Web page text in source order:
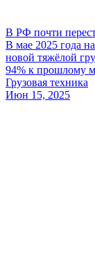
В РФ почти
В мае 2025 года
новой тяжёлой
94% к прошлому
Грузовая техника
Июн 15, 2025